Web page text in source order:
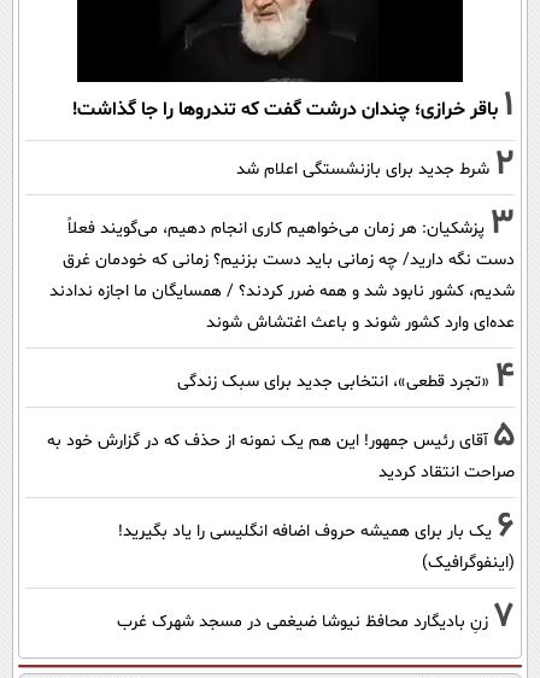
1 باقر خرازی؛ چندان درشت گفت که تندروها را جا گذاشت!
2 شرط جدید برای بازنشستگی اعلام شد
3 پزشکیان: هر زمان می‌خواهیم کاری انجام دهیم، می‌گویند فعلاً
دست نگه دارید/ چه زمانی باید دست بزنیم؟ زمانی که خودمان غرق
شدیم، کشور نابود شد و همه ضرر کردند؟ / همسایگان ما اجازه ندادند
عده‌ای وارد کشور شوند و باعث اغتشاش شوند
4 «تجرد قطعی»، انتخابی جدید برای سبک زندگی
5 آقای رئیس جمهور! این هم یک نمونه از حذف که در گزارش خود به
صراحت انتقاد کردید
6 یک بار برای همیشه حروف اضافه انگلیسی را یاد بگیرید!
(اینفوگرافیک)
7 زنِ بادیگارد محافظ نیوشا ضیغمی در مسجد شهرک غرب